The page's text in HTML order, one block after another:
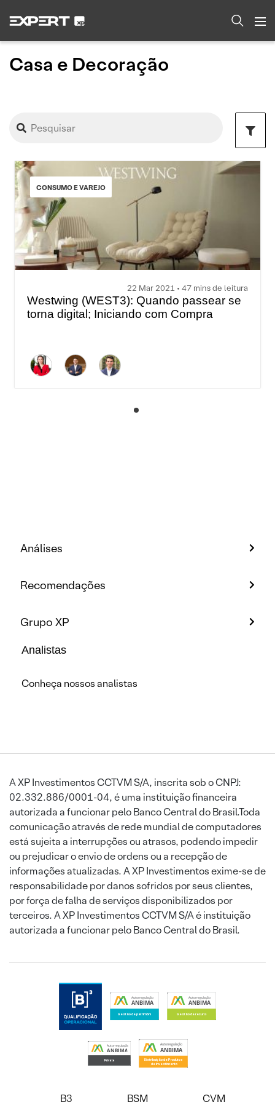
Casa e Decoração
CONSUMO E VAREJO
22 Mar 2021 • 47 mins de leitura
Westwing (WEST3): Quando passear se
torna digital; Iniciando com Compra
Análises
Recomendações
Grupo XP
Analistas
Conheça nossos analistas
A XP Investimentos CCTVM S/A, inscrita sob o CNPJ:
02.332.886/0001-04, é uma instituição financeira
autorizada a funcionar pelo Banco Central do Brasil.Toda
comunicação através de rede mundial de computadores
está sujeita a interrupções ou atrasos, podendo impedir
ou prejudicar o envio de ordens ou a recepção de
informações atualizadas. A XP Investimentos exime-se de
responsabilidade por danos sofridos por seus clientes,
por força de falha de serviços disponibilizados por
terceiros. A XP Investimentos CCTVM S/A é instituição
autorizada a funcionar pelo Banco Central do Brasil.
B3 BSM CVM